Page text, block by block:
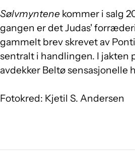
Sølvmyntene kommer i salg
gangen er det Judas'
gammelt brev skrevet av
sentralt i handlingen. I jakten
avdekker Beltø sensasjonelle
Fotokred: Kjetil S. Andersen